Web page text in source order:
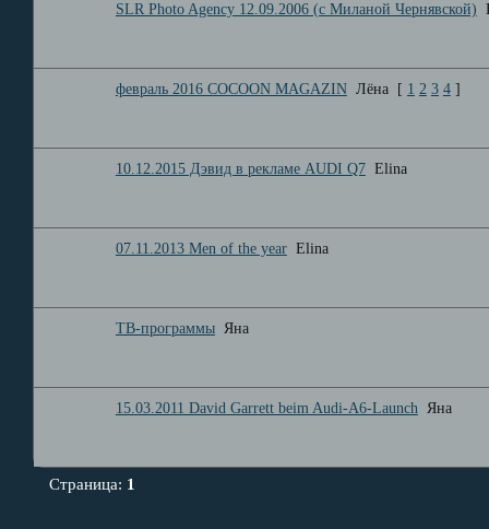
SLR Photo Agency 12.09.2006 (с Миланой Чернявской)
февраль 2016 COCOON MAGAZIN Лёна [ 1 2 3 4 ]
10.12.2015 Дэвид в рекламе AUDI Q7 Elina
07.11.2013 Men of the year Elina
ТВ-программы Яна
15.03.2011 David Garrett beim Audi-A6-Launch Яна
Страница: 1